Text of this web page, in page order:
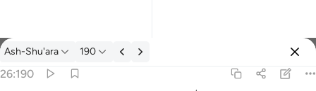
Tafseer: Ash-Shu'ara 26:190
Ash-Shu'ara 190
26:190